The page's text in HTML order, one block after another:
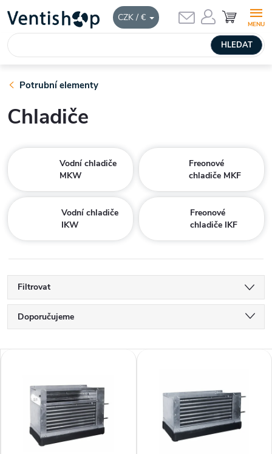
CZK / €
obsah
HLEDAT
Potrubní elementy
Chladiče
Vodní chladiče
MKW
Freonové
chladiče MKF
Vodní chladiče
IKW
Freonové
chladiče IKF
Filtrovat
Ř
a
Doporučujeme
Nejprodávanější
Abecedně